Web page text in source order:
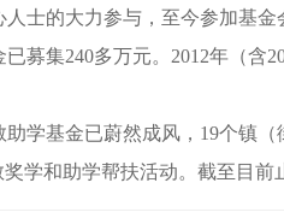
士的大力参与，至今参加基
募集240多万元。2012年（含
基金已蔚然成风，19个镇（
学和助学帮扶活动。截至目